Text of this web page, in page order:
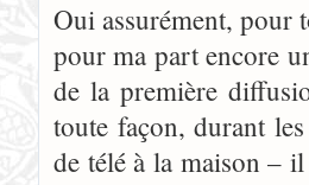
Oui assurément, pour
pour ma part encore
de la première
toute façon, durant
de télé à la maison –